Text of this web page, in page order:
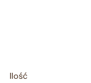
Ilość